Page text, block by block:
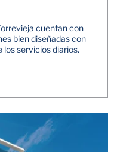
cuentan con
bien diseñadas con
los servicios diarios.